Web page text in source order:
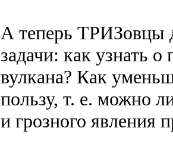
А теперь ТРИЗовцы
задачи: как узнать
вулкана? Как
пользу, т. е. можно
и грозного явления